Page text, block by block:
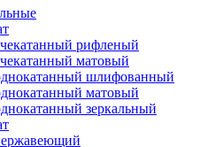
рифленый
матовый
шлифованный
матовый
зеркальный